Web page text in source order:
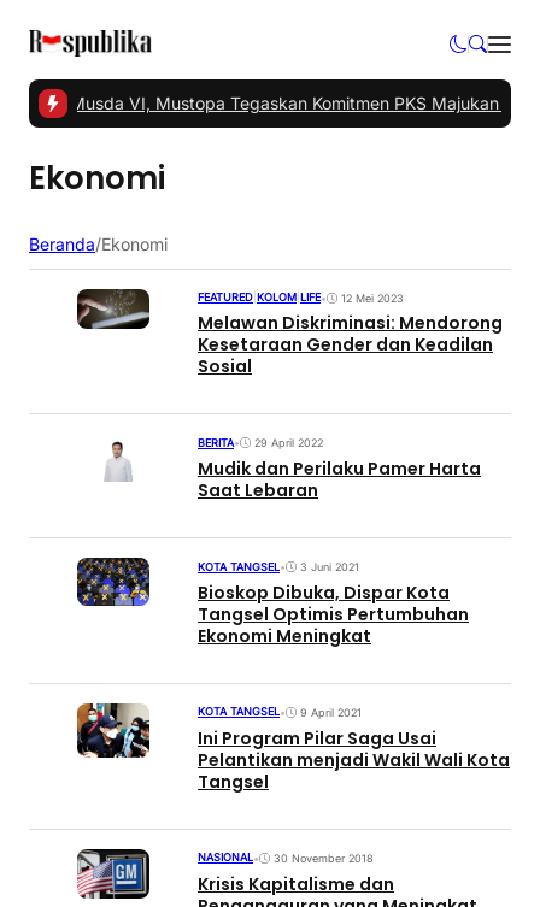
Gelar Musda VI, Mustopa Tegaskan Komitmen PKS Majukan
Ekonomi
Beranda/Ekonomi
FEATURED KOLOM LIFE• 12 Mei 2023
Melawan Diskriminasi: Mendorong
Kesetaraan Gender dan Keadilan
Sosial
BERITA• 29 April 2022
Mudik dan Perilaku Pamer Harta
Saat Lebaran
KOTA TANGSEL• 3 Juni 2021
Bioskop Dibuka, Dispar Kota
Tangsel Optimis Pertumbuhan
Ekonomi Meningkat
KOTA TANGSEL• 9 April 2021
Ini Program Pilar Saga Usai
Pelantikan menjadi Wakil Wali Kota
Tangsel
NASIONAL• 30 November 2018
Krisis Kapitalisme dan